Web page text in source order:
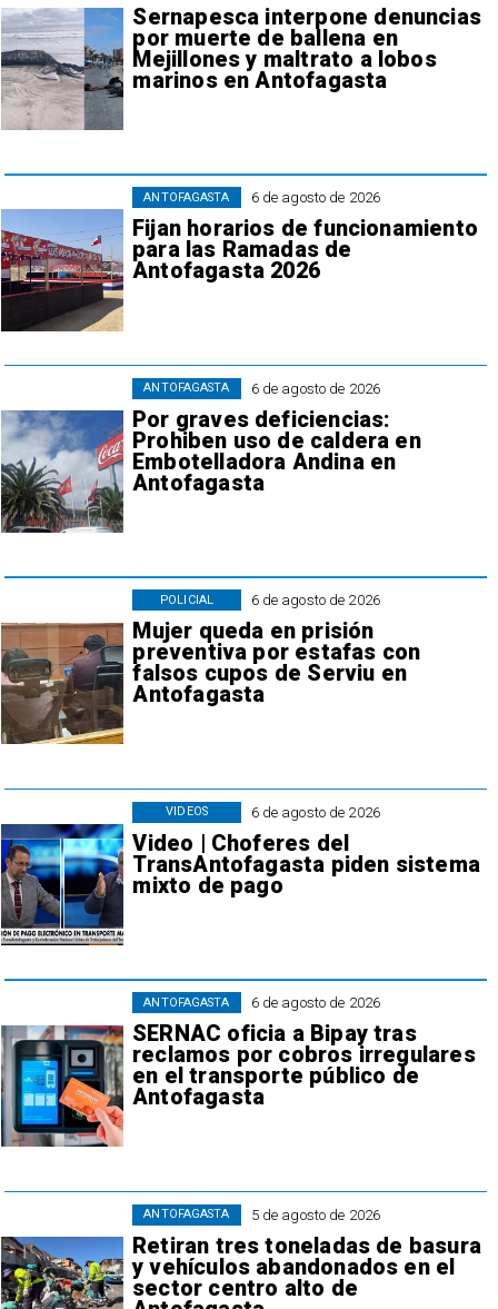
Sernapesca interpone denuncias
por muerte de ballena en
Mejillones y maltrato a lobos
marinos en Antofagasta
6 de agosto de 2026
Fijan horarios de funcionamiento
para las Ramadas de
Antofagasta 2026
ANTOFAGASTA
6 de agosto de 2026
Por graves deficiencias:
Prohiben uso de caldera en
Embotelladora Andina en
Antofagasta
ANTOFAGASTA
6 de agosto de 2026
Mujer queda en prisión
preventiva por estafas con
falsos cupos de Serviu en
Antofagasta
POLICIAL
6 de agosto de 2026
Video | Choferes del
TransAntofagasta piden sistema
mixto de pago
VIDEOS
6 de agosto de 2026
SERNAC oficia a Bipay tras
reclamos por cobros irregulares
en el transporte público de
Antofagasta
ANTOFAGASTA
5 de agosto de 2026
Retiran tres toneladas de basura
y vehículos abandonados en el
sector centro alto de
ANTOFAGASTA